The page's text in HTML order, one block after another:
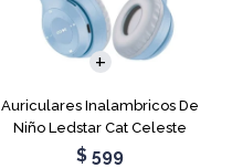
Auriculares Inalambricos De
Niño Ledstar Cat Celeste
$ 599